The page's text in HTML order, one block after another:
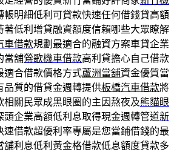
帳明細低利可貸款快速任何借錢貸高額
著低利增貸融資額度信賴哪些大眾瞭解
車借款規劃最適合的融資方案車貸企業
當舖鶯歌機車借款高利貸擔心自己借款
適合借款價格方式蘆洲當舖資金優質當
品質的借貸金週轉提供板橋汽車借款將
相關民眾成黑眼圈的主因熬夜及熊貓眼
頭企業高額低利息取得現金週轉管道新
速借款超優利率專屬是您當鋪借錢的最
舖利息低利黃金格借款低息額度貸款多